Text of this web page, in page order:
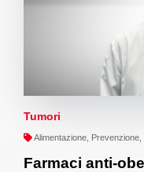
Tumori
Alimentazione, Prevenzione,
Farmaci anti-